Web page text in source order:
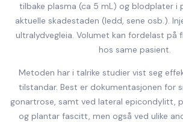
tilbake plasma (ca 5 mL) og blodplater i
aktuelle skadestaden (ledd, sene osb.).
ultralydvegleia. Volumet kan fordelast på
hos same pasient.
Metoden har i talrike studier vist seg
tilstandar. Best er dokumentasjonen for
gonartrose, samt ved lateral epicondylitt,
og plantar fascitt, men også ved ulike